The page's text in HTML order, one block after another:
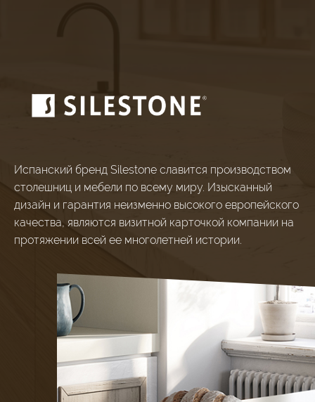
Испанский бренд Silestone славится производством
столешниц и мебели по всему миру. Изысканный
дизайн и гарантия неизменно высокого европейского
качества, являются визитной карточкой компании на
протяжении всей ее многолетней истории.